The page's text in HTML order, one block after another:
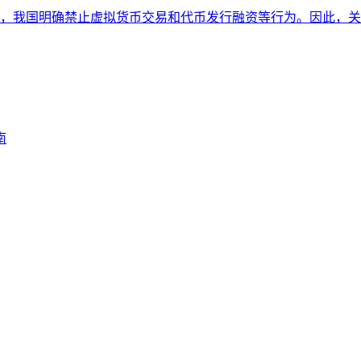
我国明确禁止虚拟货币交易和代币发行融资等行为。因此，